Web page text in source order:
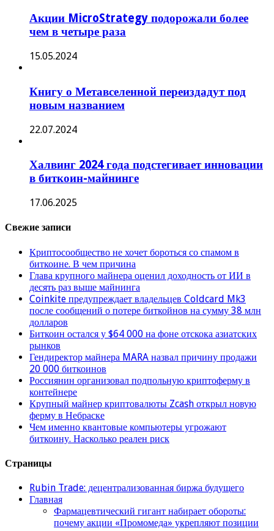
Акции MicroStrategy подорожали более
чем в четыре раза
15.05.2024
Книгу о Метавселенной переиздадут под
новым названием
22.07.2024
Халвинг 2024 года подстегивает инновации
в биткоин-майнинге
17.06.2025
Свежие записи
Криптосообщество не хочет бороться со спамом в
биткоине. В чем причина
Глава крупного майнера оценил доходность от ИИ в
десять раз выше майнинга
Coinkite предупреждает владельцев Coldcard Mk3
после сообщений о потере биткойнов на сумму 38 млн
долларов
Биткоин остался у $64 000 на фоне отскока азиатских
рынков
Гендиректор майнера MARA назвал причину продажи
20 000 биткоинов
Россиянин организовал подпольную криптоферму в
контейнере
Крупный майнер криптовалюты Zcash открыл новую
ферму в Небраске
Чем именно квантовые компьютеры угрожают
биткоину. Насколько реален риск
Страницы
Rubin Trade: децентрализованная биржа будущего
Главная
Фармацевтический гигант набирает обороты:
почему акции «Промомеда» укрепляют позиции